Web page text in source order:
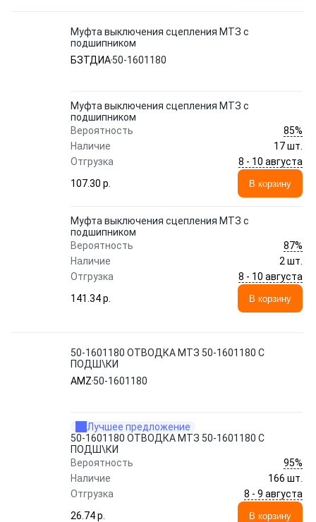
Муфта выключения сцепления МТЗ с
подшипником
БЗТДИА50-1601180
Муфта выключения сцепления МТЗ с
подшипником
Вероятность
85%
Наличие
17 шт.
Отгрузка
8 - 10 августа
107.30 p.
В корзину
Муфта выключения сцепления МТЗ с
подшипником
Вероятность
87%
Наличие
2 шт.
Отгрузка
8 - 10 августа
141.34 p.
В корзину
50-1601180 ОТВОДКА МТЗ 50-1601180 С
ПОДШ\КИ
AMZ 50-1601180
Лучшее предложение
50-1601180 ОТВОДКА МТЗ 50-1601180 С
ПОДШ\КИ
Вероятность
95%
Наличие
166 шт.
Отгрузка
8 - 9 августа
26.74 p.
В корзину